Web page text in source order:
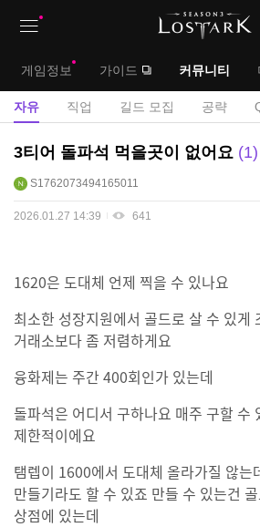
대
메
뉴
게임정보 가이드 커뮤니티
서
자유 직업 길드 모집 공략
자
게
3티어 돌파석 먹을곳이 없어요 1
S1762073494165011
2026.01.27 14:39 641
1620은 도대체 언제 찍을 수 있나요
최소한 성장지원에서 골드로 살 수 있게
거래소보다 좀 저렴하게요
융화제는 주간 400회인가 있는데
돌파석은 어디서 구하나요 매주 구할 수
제한적이에요
탬렙이 1600에서 도대체 올라가질 않는
만들기라도 할 수 있죠 만들 수 있는건
상점에 있는데